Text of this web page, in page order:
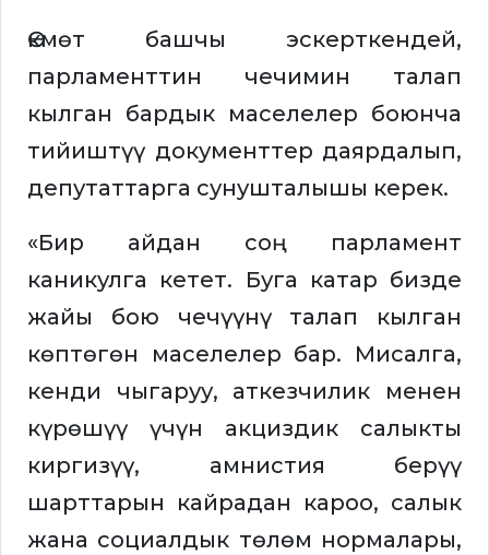
Өкмөт башчы эскерткендей,
парламенттин чечимин талап
кылган бардык маселелер боюнча
тийиштүү документтер даярдалып,
депутаттарга сунушталышы керек.
«Бир айдан соң парламент
каникулга кетет. Буга катар бизде
жайы бою чечүүнү талап кылган
көптөгөн маселелер бар. Мисалга,
кенди чыгаруу, аткезчилик менен
күрөшүү үчүн акциздик салыкты
киргизүү, амнистия берүү
шарттарын кайрадан кароо, салык
жана социалдык төлөм нормалары,